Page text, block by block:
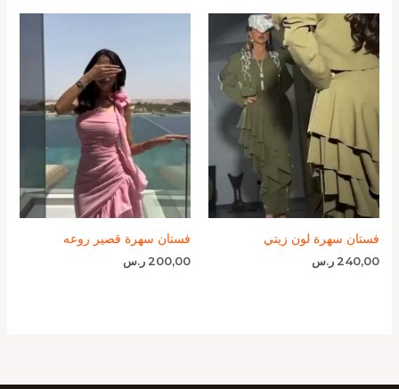
فستان سهرة لون زيتي
240,00 ر.س
فستان سهرة قصير روعه
200,00 ر.س